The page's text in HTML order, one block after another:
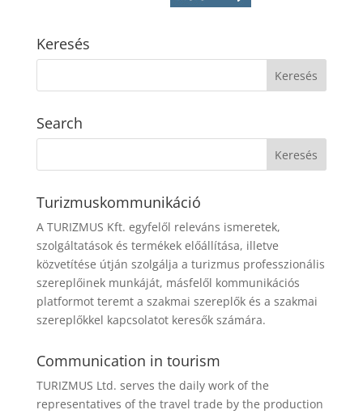
Keresés
Search
Turizmuskommunikáció
A TURIZMUS Kft. egyfelől releváns ismeretek,
szolgáltatások és termékek előállítása, illetve
közvetítése útján szolgálja a turizmus professzionális
szereplőinek munkáját, másfelől kommunikációs
platformot teremt a szakmai szereplők és a szakmai
szereplőkkel kapcsolatot keresők számára.
Communication in tourism
TURIZMUS Ltd. serves the daily work of the
representatives of the travel trade by the production